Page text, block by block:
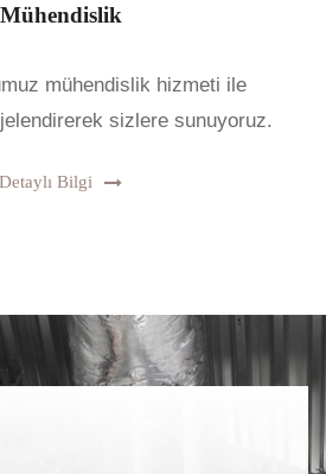
Mühendislik
mühendislik hizmeti ile
sizlere sunuyoruz.
Detaylı Bilgi